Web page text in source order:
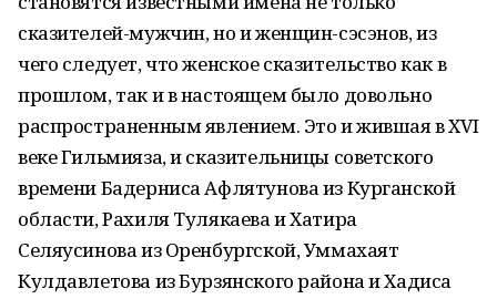
сказителей-мужчин, но и женщин-сэсэнов, из
чего следует, что женское сказительство как в
прошлом, так и в настоящем было довольно
распространенным явлением. Это и жившая в XVI
веке Гильмияза, и сказительницы советского
времени Бадерниса Афлятунова из Курганской
области, Рахиля Тулякаева и Хатира
Селяусинова из Оренбургской, Уммахаят
Кулдавлетова из Бурзянского района и Хадиса